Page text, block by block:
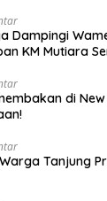
Dampingi
KM Mutiara
di
Tanjung